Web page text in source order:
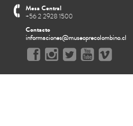
Mesa Central
+56 2 2928 1500
Contacto
informaciones@museoprecolombino.cl